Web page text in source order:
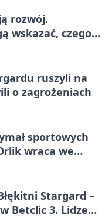
rozwój.
wskazać, czego
ruszyli na
o zagrożeniach
sportowych
wraca we
Stargard –
Betclic 3. Lidze